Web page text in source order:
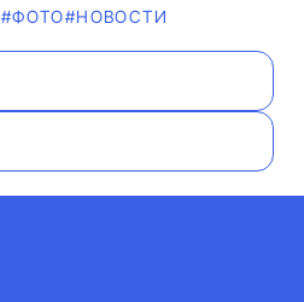
#ФОТО#НОВОСТИ